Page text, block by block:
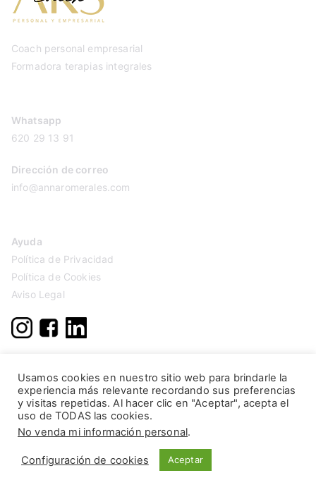
Coach personal empresarial
Formadora terapias integrales
Whatsapp
620 29 13 91
Dirección de correo
info@annaromerales.com
Ayuda
Política de Privacidad
Política de Cookies
Aviso Legal
Usamos cookies en nuestro sitio web para brindarle la
experiencia más relevante recordando sus preferencias
y visitas repetidas. Al hacer clic en "Aceptar", acepta el
uso de TODAS las cookies.
No venda mi información personal.
Configuración de cookies Aceptar